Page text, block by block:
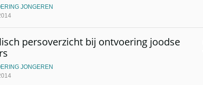
JONGEREN
persoverzicht bij ontvoering joodse
JONGEREN